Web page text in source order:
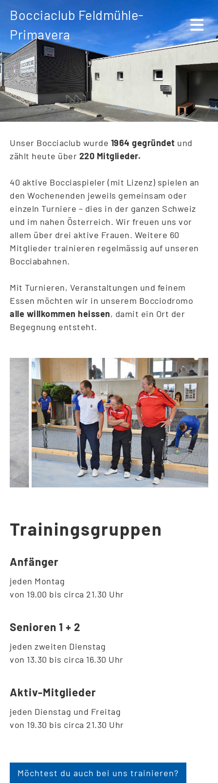
Bocciaclub Feldmühle-
Primavera
Unser Bocciaclub wurde 1964 gegründet und
zählt heute über 220 Mitglieder.
40 aktive Bocciaspieler (mit Lizenz) spielen an
den Wochenenden jeweils gemeinsam oder
einzeln Turniere – dies in der ganzen Schweiz
und im nahen Österreich. Wir freuen uns vor
allem über drei aktive Frauen. Weitere 60
Mitglieder trainieren regelmässig auf unseren
Bocciabahnen.
Mit Turnieren, Veranstaltungen und feinem
Essen möchten wir in unserem Bocciodromo
alle willkommen heissen, damit ein Ort der
Begegnung entsteht.
Trainingsgruppen
Anfänger
jeden Montag
von 19.00 bis circa 21.30 Uhr
Senioren 1 + 2
jeden zweiten Dienstag
von 13.30 bis circa 16.30 Uhr
Aktiv-Mitglieder
jeden Dienstag und Freitag
von 19.30 bis circa 21.30 Uhr
Möchtest du auch bei uns trainieren?